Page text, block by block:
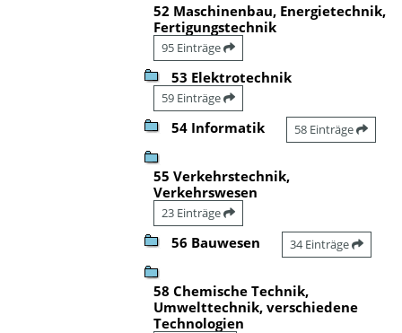
52 Maschinenbau, Energietechnik,
Fertigungstechnik
95 Einträge
53 Elektrotechnik
59 Einträge
54 Informatik 58 Einträge
55 Verkehrstechnik,
Verkehrswesen
23 Einträge
56 Bauwesen 34 Einträge
58 Chemische Technik,
Umwelttechnik, verschiedene
Technologien